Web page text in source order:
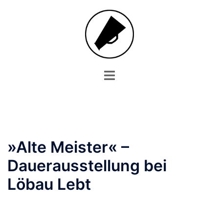
Menü
»Alte Meister« –
Dauerausstellung bei
Löbau Lebt